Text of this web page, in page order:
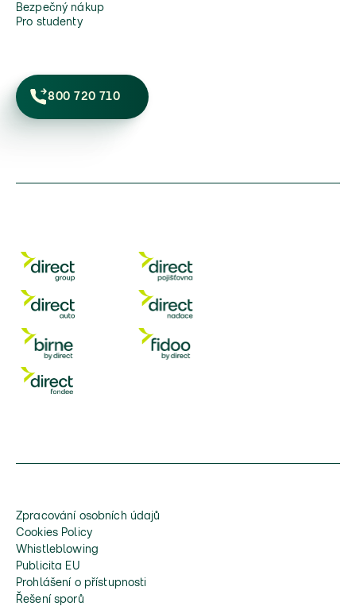
Bezpečný nákup
Pro studenty
800 720 710
Zpracování osobních údajů
Cookies Policy
Whistleblowing
Publicita EU
Prohlášení o přístupnosti
Řešení sporů